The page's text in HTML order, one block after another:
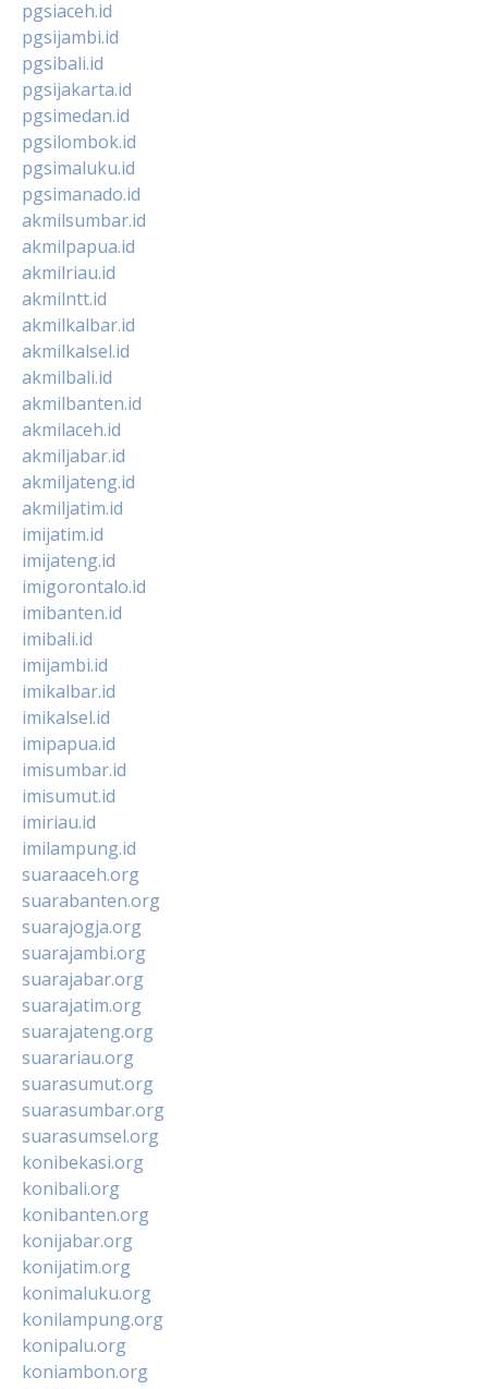
pgsiaceh.id
pgsijambi.id
pgsibali.id
pgsijakarta.id
pgsimedan.id
pgsilombok.id
pgsimaluku.id
pgsimanado.id
akmilsumbar.id
akmilpapua.id
akmilriau.id
akmilntt.id
akmilkalbar.id
akmilkalsel.id
akmilbali.id
akmilbanten.id
akmilaceh.id
akmiljabar.id
akmiljateng.id
akmiljatim.id
imijatim.id
imijateng.id
imigorontalo.id
imibanten.id
imibali.id
imijambi.id
imikalbar.id
imikalsel.id
imipapua.id
imisumbar.id
imisumut.id
imiriau.id
imilampung.id
suaraaceh.org
suarabanten.org
suarajogja.org
suarajambi.org
suarajabar.org
suarajatim.org
suarajateng.org
suarariau.org
suarasumut.org
suarasumbar.org
suarasumsel.org
konibekasi.org
konibali.org
konibanten.org
konijabar.org
konijatim.org
konimaluku.org
konilampung.org
konipalu.org
koniambon.org